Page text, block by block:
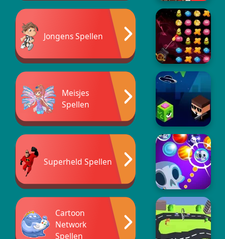
Jongens Spellen
Meisjes
Spellen
Superheld Spellen
Cartoon
Network
Spellen